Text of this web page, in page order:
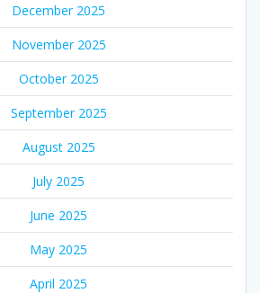
December 2025
November 2025
October 2025
September 2025
August 2025
July 2025
June 2025
May 2025
April 2025